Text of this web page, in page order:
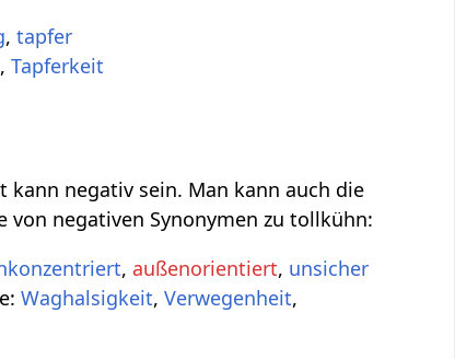
,tapfer
,Tapferkeit
negativ sein. Man kann auch die
von negativen Synonymen zu tollkühn:
, außenorientiert, unsicher
Waghalsigkeit,Verwegenheit,